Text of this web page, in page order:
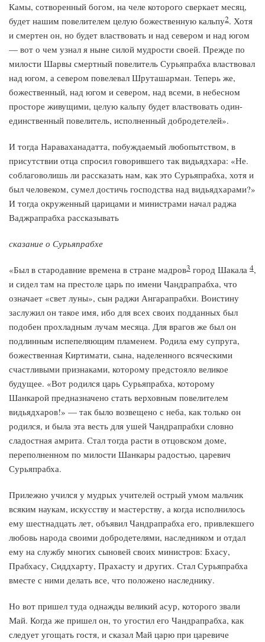
Камы, сотворенный богом, на челе которого сверкает месяц,
будет нашим повелителем целую божественную кальпу2. Хотя
и смертен он, но будет властвовать и над севером и над югом
— вот о чем узнал я ныне силой мудрости своей. Прежде по
милости Шарвы смертный повелитель Сурьяпрабха властвовал
над югом, а севером повелевал Шруташарман. Теперь же,
божественный, над югом и севером, над всеми, в небесном
просторе живущими, целую кальпу будет властвовать один-
единственный повелитель, исполненный добродетелей».
И тогда Нараваханадатта, побуждаемый любопытством, в
присутствии отца спросил говорившего так видьядхара: «Не.
соблаговолишь ли рассказать нам, как это Сурьяпрабха, хотя и
был человеком, сумел достичь господства над видьядхарами?»
И тогда окруженный царицами и министрами начал раджа
Ваджрапрабха рассказывать
сказание о Сурьяпрабхе
«Был в стародавние времена в стране мадров3 город Шакала 4,
и сидел там на престоле царь по имени Чандрапрабха, что
означает «свет луны», сын раджи Ангарапрабхи. Воистину
заслужил он такое имя, ибо для всех своих подданных был
подобен прохладным лучам месяца. Для врагов же был он
подлинным испепеляющим пламенем. Родила ему супруга,
божественная Киртимати, сына, наделенного всяческими
счастливыми признаками, которому предстояло великое
будущее. «Вот родился царь Сурьяпрабха, которому
Шанкарой предназначено стать верховным повелителем
видьядхаров!» — так было возвещено с неба, как только он
родился, и была эта весть для ушей Чандрапрабхи словно
сладостная амрита. Стал тогда расти в отцовском доме,
переполненном по милости Шанкары радостью, царевич
Сурьяпрабха.
Прилежно учился у мудрых учителей острый умом мальчик
всяким наукам, искусству и мастерству, а когда исполнилось
ему шестнадцать лет, объявил Чандрапрабха его, привлекшего
любовь народа своими добродетелями, наследником и отдал
ему на службу многих сыновей своих министров: Бхасу,
Прабхасу, Сиддхарту, Прахасту и других. Стал Сурьяпрабха
вместе с ними делать все, что положено наследнику.
Но вот пришел туда однажды великий асур, которого звали
Май. Когда же пришел он, то угостил его Чандрапрабха, как
следует угощать гостя, и сказал Май царю при царевиче